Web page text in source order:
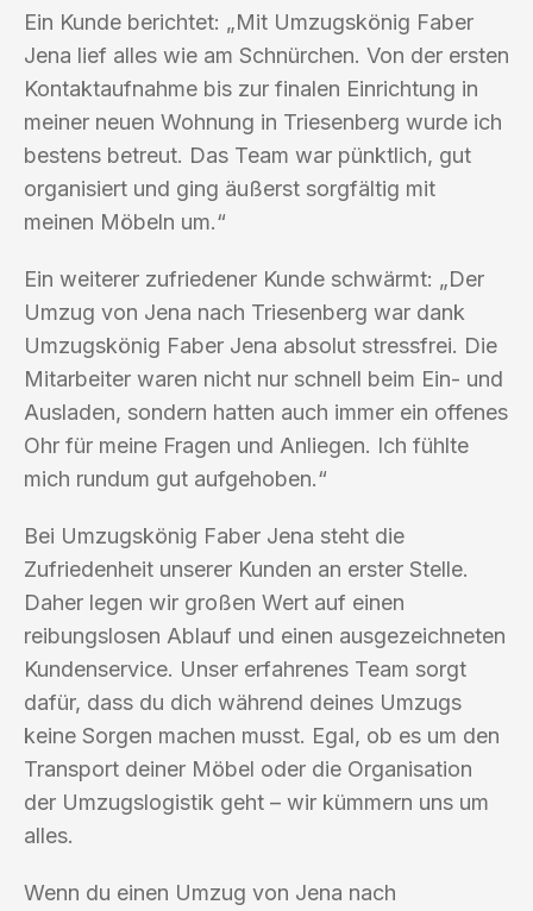
Ein Kunde berichtet: „Mit Umzugskönig Faber
Jena lief alles wie am Schnürchen. Von der ersten
Kontaktaufnahme bis zur finalen Einrichtung in
meiner neuen Wohnung in Triesenberg wurde ich
bestens betreut. Das Team war pünktlich, gut
organisiert und ging äußerst sorgfältig mit
meinen Möbeln um.“
Ein weiterer zufriedener Kunde schwärmt: „Der
Umzug von Jena nach Triesenberg war dank
Umzugskönig Faber Jena absolut stressfrei. Die
Mitarbeiter waren nicht nur schnell beim Ein- und
Ausladen, sondern hatten auch immer ein offenes
Ohr für meine Fragen und Anliegen. Ich fühlte
mich rundum gut aufgehoben.“
Bei Umzugskönig Faber Jena steht die
Zufriedenheit unserer Kunden an erster Stelle.
Daher legen wir großen Wert auf einen
reibungslosen Ablauf und einen ausgezeichneten
Kundenservice. Unser erfahrenes Team sorgt
dafür, dass du dich während deines Umzugs
keine Sorgen machen musst. Egal, ob es um den
Transport deiner Möbel oder die Organisation
der Umzugslogistik geht – wir kümmern uns um
alles.
Wenn du einen Umzug von Jena nach